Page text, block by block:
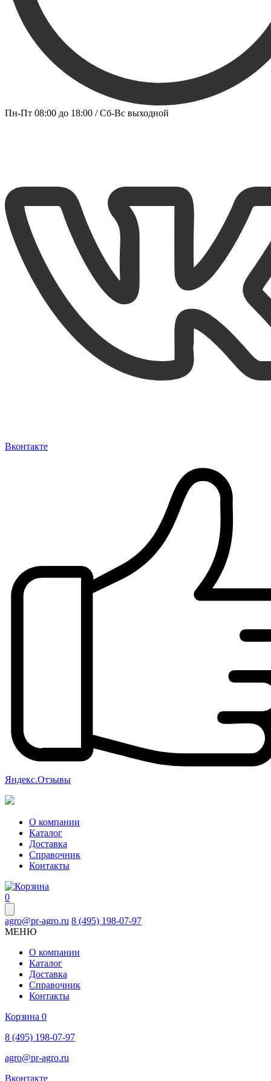
Пн-Пт 08:00 до 18:00 / Сб-Вс выходной
Вконтакте
Яндекс.Отзывы
О компании
Каталог
Доставка
Справочник
Контакты
0
agro@pr-agro.ru 8 (495) 198-07-97
МЕНЮ
О компании
Каталог
Доставка
Справочник
Контакты
Корзина 0
8 (495) 198-07-97
agro@pr-agro.ru
Вконтакте